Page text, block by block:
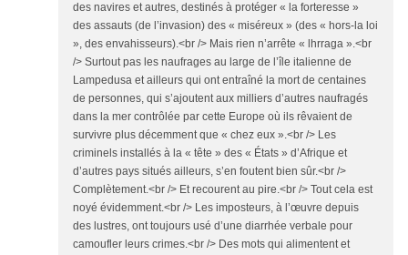
des navires et autres, destinés à protéger « la forteresse »
des assauts (de l’invasion) des « miséreux » (des « hors-la loi
», des envahisseurs).<br /> Mais rien n’arrête « lhrraga ».<br
/> Surtout pas les naufrages au large de l’île italienne de
Lampedusa et ailleurs qui ont entraîné la mort de centaines
de personnes, qui s’ajoutent aux milliers d’autres naufragés
dans la mer contrôlée par cette Europe où ils rêvaient de
survivre plus décemment que « chez eux ».<br /> Les
criminels installés à la « tête » des « États » d’Afrique et
d’autres pays situés ailleurs, s’en foutent bien sûr.<br />
Complètement.<br /> Et recourent au pire.<br /> Tout cela est
noyé évidemment.<br /> Les imposteurs, à l’œuvre depuis
des lustres, ont toujours usé d’une diarrhée verbale pour
camoufler leurs crimes.<br /> Des mots qui alimentent et